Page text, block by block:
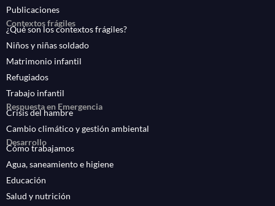
Publicaciones
Contextos frágiles
¿Qué son los contextos frágiles?
Niños y niñas soldado
Matrimonio infantil
Refugiados
Trabajo infantil
Respuesta en Emergencia
Crisis del hambre
Cambio climático y gestión ambiental
Desarrollo
Cómo trabajamos
Agua, saneamiento e higiene
Educación
Salud y nutrición